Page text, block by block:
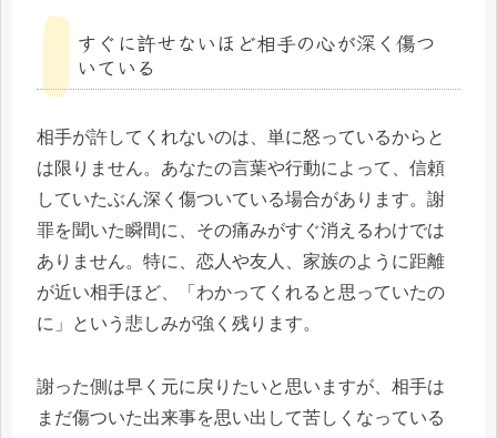
すぐに許せないほど相手の心が深く傷つ
いている
相手が許してくれないのは、単に怒っているからと
は限りません。あなたの言葉や行動によって、信頼
していたぶん深く傷ついている場合があります。謝
罪を聞いた瞬間に、その痛みがすぐ消えるわけでは
ありません。特に、恋人や友人、家族のように距離
が近い相手ほど、「わかってくれると思っていたの
に」という悲しみが強く残ります。
謝った側は早く元に戻りたいと思いますが、相手は
まだ傷ついた出来事を思い出して苦しくなっている